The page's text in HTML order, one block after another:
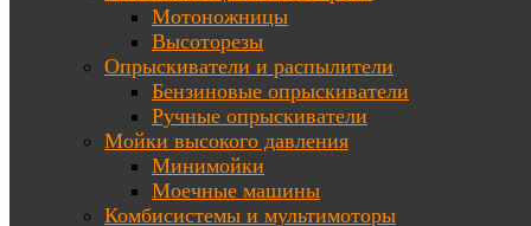
Мотоножницы
Высоторезы
Опрыскиватели и распылители
Бензиновые опрыскиватели
Ручные опрыскиватели
Мойки высокого давления
Минимойки
Моечные машины
Комбисистемы и мультимоторы